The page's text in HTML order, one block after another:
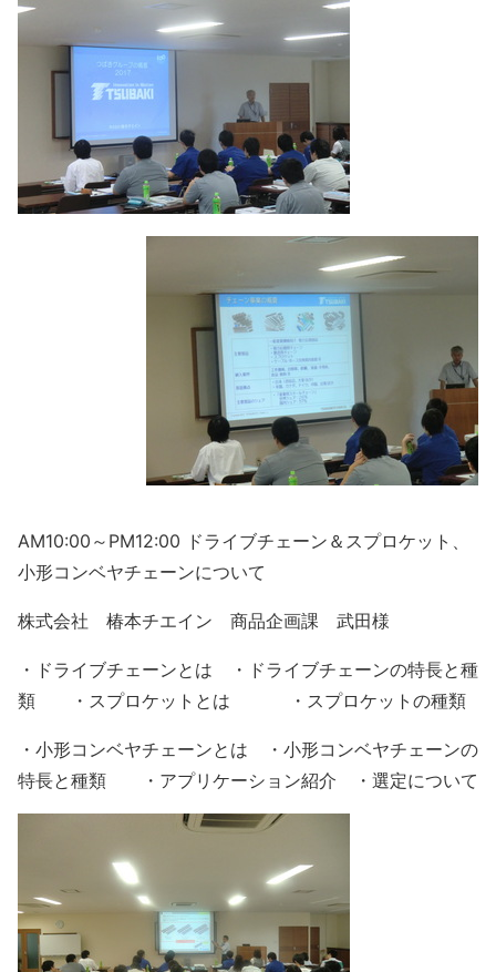
AM10:00～PM12:00 ドライブチェーン＆スプロケット、
小形コンベヤチェーンについて
株式会社 椿本チエイン 商品企画課 武田様
・ドライブチェーンとは ・ドライブチェーンの特長と種
類 ・スプロケットとは ・スプロケットの種類
・小形コンベヤチェーンとは ・小形コンベヤチェーンの
特長と種類 ・アプリケーション紹介 ・選定について